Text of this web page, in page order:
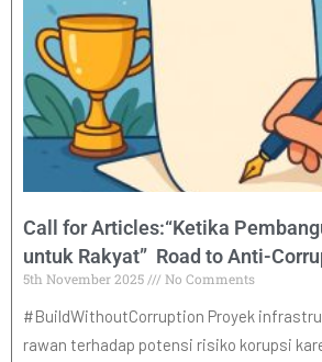
Call for Articles:“Ketika
untuk Rakyat” Road to Anti-
5th November 2025 No Comments
#BuildWithoutCorruption Proyek
rawan terhadap potensi risiko korupsi